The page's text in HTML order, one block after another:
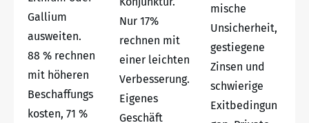
Gallium
ausweiten.
88 % rechnen
mit höheren
Beschaffungs
kosten, 71 %
Nur 17%
rechnen mit
einer leichten
Verbesserung.
Eigenes
Geschäft
mische
Unsicherheit,
gestiegene
Zinsen und
schwierige
Exitbedingun